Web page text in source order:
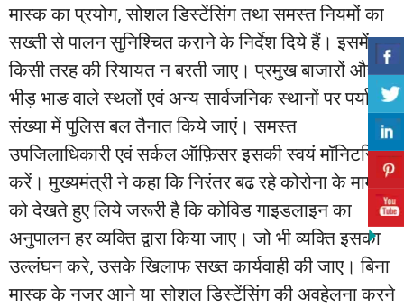
मास्क का प्रयोग, सोशल डिस्टेंसिंग तथा समस्त नियमों का
सख्ती से पालन सुनिश्चित कराने के निर्देश दिये हैं। इसमें
किसी तरह की रियायत न बरती जाए। प्रमुख बाजारों और
भीड़ भाङ वाले स्थलों एवं अन्य सार्वजनिक स्थानों पर पर्याप्त
संख्या में पुलिस बल तैनात किये जाएं। समस्त
उपजिलाधिकारी एवं सर्कल ऑफ़िसर इसकी स्वयं माॅनिटरिंग
करें। मुख्यमंत्री ने कहा कि निरंतर बढ रहे कोरोना के मामलों
को देखते हुए लिये जरूरी है कि कोविड गाइडलाइन का
अनुपालन हर व्यक्ति द्वारा किया जाए। जो भी व्यक्ति इसका
उल्लंघन करे, उसके खिलाफ सख्त कार्यवाही की जाए। बिना
मास्क के नजर आने या सोशल डिस्टेंसिंग की अवहेलना करने